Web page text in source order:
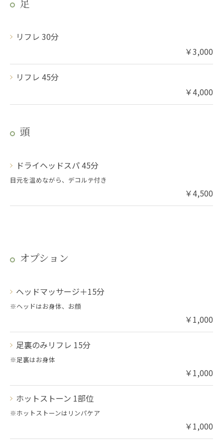
足
リフレ 30分
￥3,000
リフレ 45分
￥4,000
頭
ドライヘッドスパ 45分
目元を温めながら、デコルテ付き
￥4,500
オプション
ヘッドマッサージ＋15分
※ヘッドはお身体、お顔
￥1,000
足裏のみリフレ 15分
※足裏はお身体
￥1,000
ホットストーン 1部位
※ホットストーンはリンパケア
￥1,000